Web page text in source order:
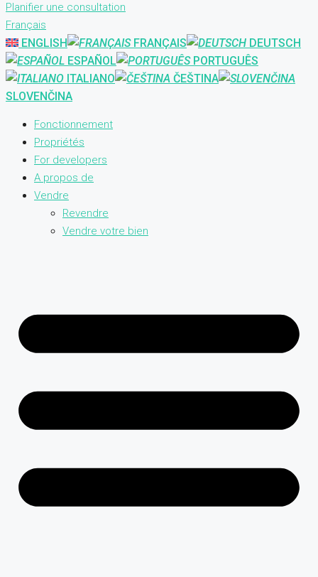
Planifier une consultation
Français
ENGLISH FRANÇAIS
DEUTSCH
ESPAÑOL
PORTUGUÊS
ITALIANO
ČEŠTINA
SLOVENČINA
Fonctionnement
Propriétés
For developers
A propos de
Vendre
Revendre
Vendre votre bien